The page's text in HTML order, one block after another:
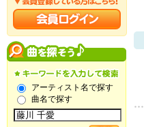
アーティスト名で探す
曲名で探す